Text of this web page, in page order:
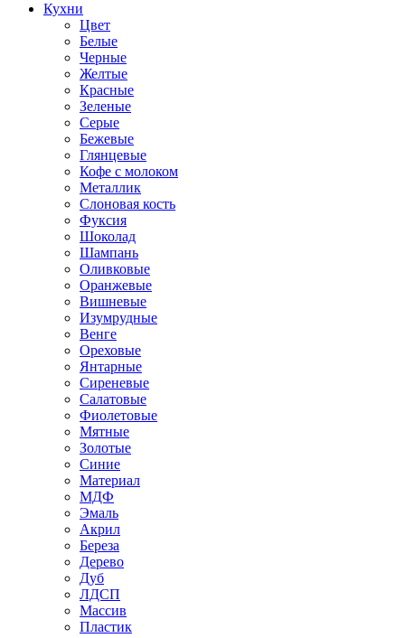
Кухни
Цвет
Белые
Черные
Желтые
Красные
Зеленые
Серые
Бежевые
Глянцевые
Кофе с молоком
Металлик
Слоновая кость
Фуксия
Шоколад
Шампань
Оливковые
Оранжевые
Вишневые
Изумрудные
Венге
Ореховые
Янтарные
Сиреневые
Салатовые
Фиолетовые
Мятные
Золотые
Синие
Материал
МДФ
Эмаль
Акрил
Береза
Дерево
Дуб
ЛДСП
Массив
Пластик